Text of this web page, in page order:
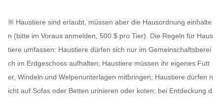
※ Haustiere sind erlaubt, müssen aber die Hausordnung einhalte
n (bitte im Voraus anmelden, 500 $ pro Tier). Die Regeln für Haus
tiere umfassen: Haustiere dürfen sich nur im Gemeinschaftsberei
ch im Erdgeschoss aufhalten; Haustiere müssen ihr eigenes Futt
er, Windeln und Welpenunterlagen mitbringen; Haustiere dürfen n
icht auf Sofas oder Betten urinieren oder koten; bei Entdeckung d